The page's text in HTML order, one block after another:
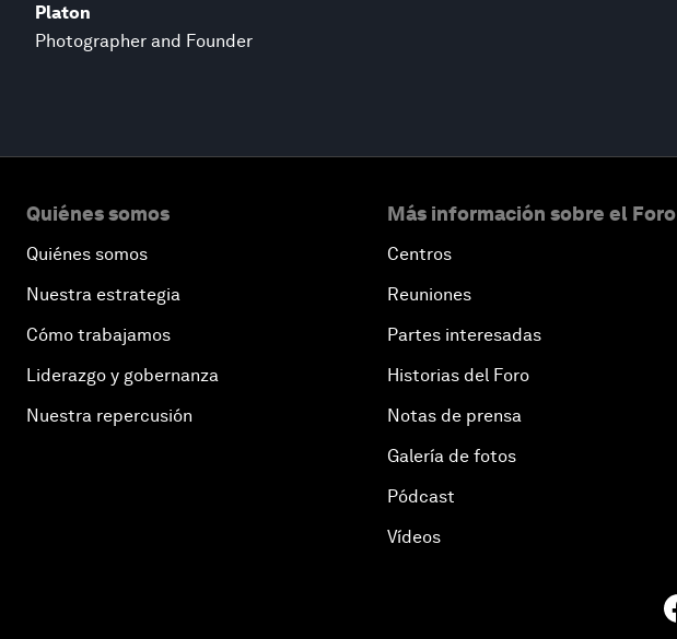
Platon
Photographer and Founder
Quiénes somos
Quiénes somos
Nuestra estrategia
Cómo trabajamos
Liderazgo y gobernanza
Nuestra repercusión
Más información sobre el Foro
Centros
Reuniones
Partes interesadas
Historias del Foro
Notas de prensa
Galería de fotos
Pódcast
Vídeos